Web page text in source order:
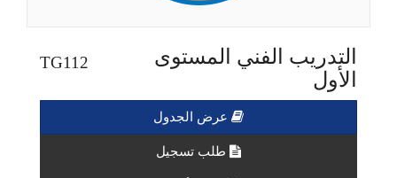
التدريب الفني المستوى
الأول
TG112
عرض الجدول
طلب تسجيل